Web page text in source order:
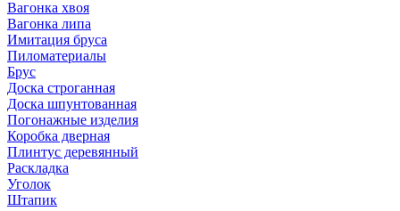
Вагонка хвоя
Вагонка липа
Имитация бруса
Пиломатериалы
Брус
Доска строганная
Доска шпунтованная
Погонажные изделия
Коробка дверная
Плинтус деревянный
Раскладка
Уголок
Штапик